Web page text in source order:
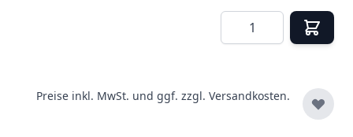
Menge
Preise inkl. MwSt. und ggf. zzgl. Versandkosten.